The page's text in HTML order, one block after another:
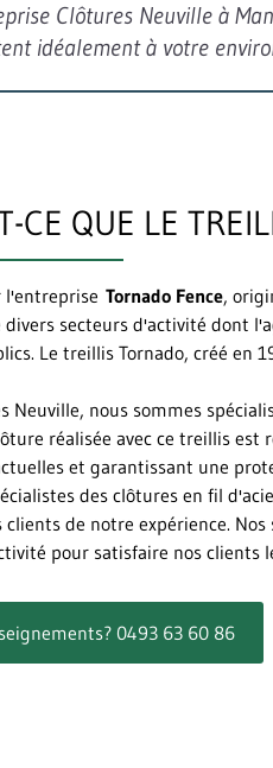
Clôtures Neuville à
idéalement à votre
CE QUE LE
l'entreprise Tornado Fence,
secteurs d'activité dont
Le treillis Tornado, créé en
Neuville, nous sommes
réalisée avec ce treillis
et garantissant une
des clôtures en fil
clients de notre expérience.
pour satisfaire nos clients
0493 63 60 86